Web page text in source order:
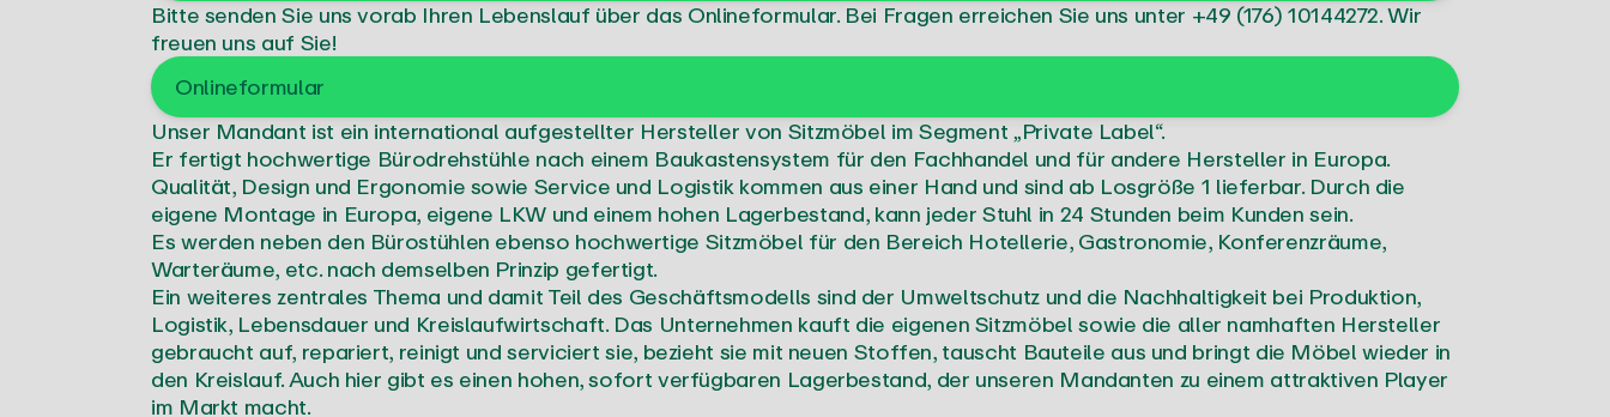
Bitte senden Sie uns vorab Ihren Lebenslauf über das Onlineformular. Bei Fragen erreichen Sie uns unter +49 (176) 10144272. Wir
freuen uns auf Sie!
Onlineformular
Unser Mandant ist ein international aufgestellter Hersteller von Sitzmöbel im Segment „Private Label“.
Er fertigt hochwertige Bürodrehstühle nach einem Baukastensystem für den Fachhandel und für andere Hersteller in Europa.
Qualität, Design und Ergonomie sowie Service und Logistik kommen aus einer Hand und sind ab Losgröße 1 lieferbar. Durch die
eigene Montage in Europa, eigene LKW und einem hohen Lagerbestand, kann jeder Stuhl in 24 Stunden beim Kunden sein.
Es werden neben den Bürostühlen ebenso hochwertige Sitzmöbel für den Bereich Hotellerie, Gastronomie, Konferenzräume,
Warteräume, etc. nach demselben Prinzip gefertigt.
Ein weiteres zentrales Thema und damit Teil des Geschäftsmodells sind der Umweltschutz und die Nachhaltigkeit bei Produktion,
Logistik, Lebensdauer und Kreislaufwirtschaft. Das Unternehmen kauft die eigenen Sitzmöbel sowie die aller namhaften Hersteller
gebraucht auf, repariert, reinigt und serviciert sie, bezieht sie mit neuen Stoffen, tauscht Bauteile aus und bringt die Möbel wieder in
den Kreislauf. Auch hier gibt es einen hohen, sofort verfügbaren Lagerbestand, der unseren Mandanten zu einem attraktiven Player
im Markt macht.